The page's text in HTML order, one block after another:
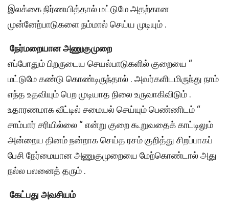
இலக்கை நிர்ணயித்தால் மட்டுமே அதற்கான
முன்னேற்பாடுகளை நம்மால் செய்ய முடியும் .
நேர்மறையான அணுகுமுறை
எப்போதும் பிறருடைய செயல்பாடுகளில் குறையை “
மட்டுமே கண்டு கொண்டிருந்தால் . அவர்களிடமிருந்து நாம்
எந்த உதவியும் பெற முடியாத நிலை உருவாகிவிடும் .
உதாரணமாக வீட்டில் சமையல் செய்யும் பெண்ணிடம் “
சாம்பார் சரியில்லை “ என்று குறை கூறுவதைக் காட்டிலும்
அன்றைய தினம் நன்றாக செய்த ரசம் குறித்து சிறப்பாகப்
பேசி நேர்மையான அணுகுமுறையை மேற்கொண்டால் அது
நல்ல பலனைத் தரும் .
கேட்பது அவசியம்